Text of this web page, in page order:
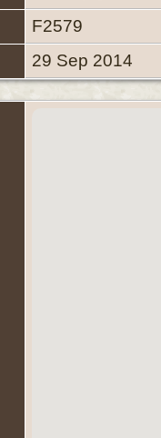
F2579
29 Sep 2014